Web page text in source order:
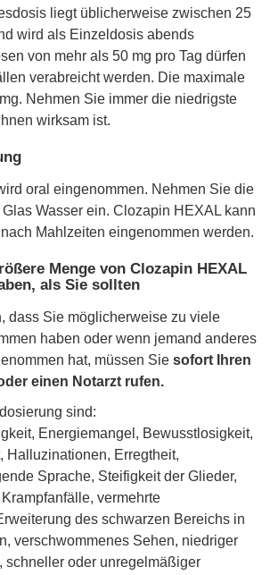
liegt üblicherweise zwischen 25
wird als Einzeldosis abends
von mehr als 50 mg pro Tag dürfen
verabreicht werden. Die maximale
Nehmen Sie immer die niedrigste
wirksam ist.
oral eingenommen. Nehmen Sie die
Wasser ein. Clozapin HEXAL kann
Mahlzeiten eingenommen werden.
Menge von Clozapin HEXAL
als Sie sollten
dass Sie möglicherweise zu viele
haben oder wenn jemand anderes
hat, müssen Sie sofort Ihren
einen Notarzt rufen.
sind:
Energiemangel, Bewusstlosigkeit,
Halluzinationen, Erregtheit,
Sprache, Steifigkeit der Glieder,
vermehrte
des schwarzen Bereichs in
verschwommenes Sehen, niedriger
schneller oder unregelmäßiger